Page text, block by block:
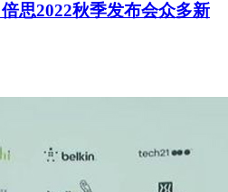
思2022秋季发布会众多新